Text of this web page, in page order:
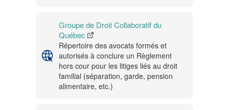
Groupe de Droit Collaboratif du
Québec
Répertoire des avocats formés et
autorisés à conclure un Règlement
hors cour pour les litiges liés au droit
familial (séparation, garde, pension
alimentaire, etc.)